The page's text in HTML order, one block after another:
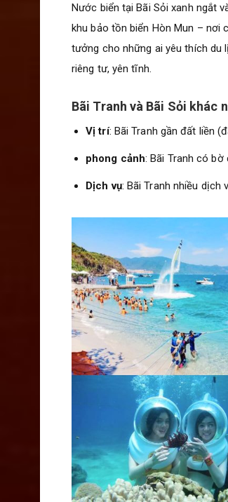
Nước biển tại Bãi Sỏi xanh ngắt
khu bảo tồn biển Hòn Mun – nơi
tưởng cho những ai yêu thích du
riêng tư, yên tĩnh.
Bãi Tranh và Bãi Sỏi khác
Vị trí: Bãi Tranh gần đất liền
phong cảnh: Bãi Tranh có
Dịch vụ: Bãi Tranh nhiều dịch